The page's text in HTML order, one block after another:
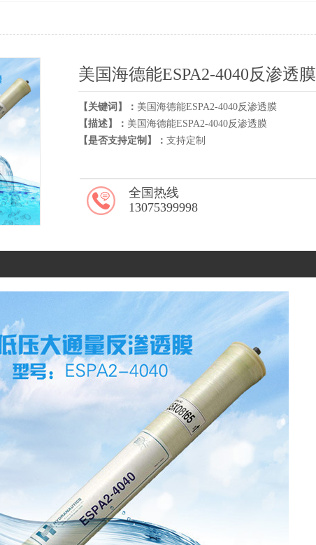
美国海德能ESPA2-4040反渗透膜
【关键词】： 美国海德能ESPA2-4040反渗透膜
【描述】： 美国海德能ESPA2-4040反渗透膜
【是否支持定制】： 支持定制
全国热线
13075399998